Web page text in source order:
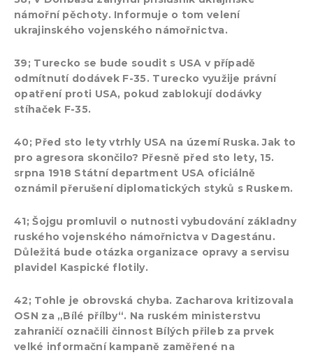
námořní pěchoty. Informuje o tom velení
ukrajinského vojenského námořnictva.
39; Turecko se bude soudit s USA v případě
odmítnutí dodávek F-35. Turecko využije právní
opatření proti USA, pokud zablokují dodávky
stíhaček F-35.
40; Před sto lety vtrhly USA na území Ruska. Jak to
pro agresora skončilo? Přesně před sto lety, 15.
srpna 1918 Státní department USA oficiálně
oznámil přerušení diplomatických styků s Ruskem.
41; Šojgu promluvil o nutnosti vybudování základny
ruského vojenského námořnictva v Dagestánu.
Důležitá bude otázka organizace opravy a servisu
plavidel Kaspické flotily.
42; Tohle je obrovská chyba. Zacharova kritizovala
OSN za „Bílé přílby“. Na ruském ministerstvu
zahraničí označili činnost Bílých přileb za prvek
velké informační kampaně zaměřené na